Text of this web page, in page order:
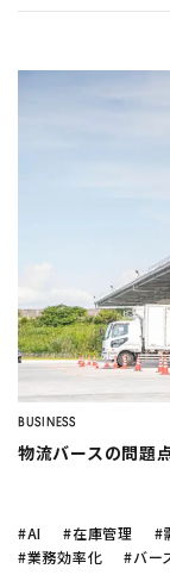
company
い
ノーコードで業
豊田合成
トラック物流改
混載物流
AI 需要予測
BUSINESS
物流バースの問題
#AI #在庫管理 #
#業務効率化
#バー